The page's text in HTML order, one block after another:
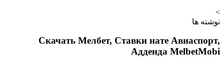
>
نوشته ها
Cкачать Мелбет, Ставки нате Авиаспорт,
Адденда MelbetMobi